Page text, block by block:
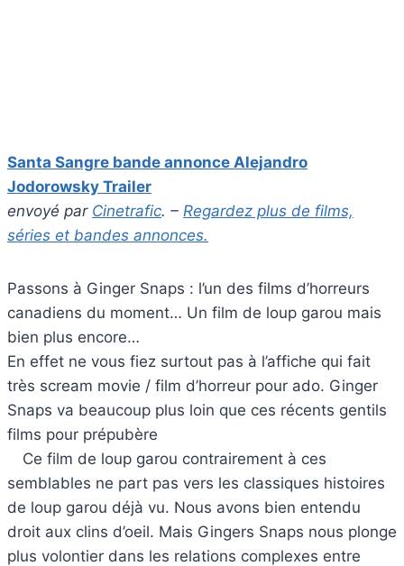
Santa Sangre bande annonce Alejandro
Jodorowsky Trailer
envoyé par Cinetrafic. – Regardez plus de films,
séries et bandes annonces.
Passons à Ginger Snaps : l’un des films d’horreurs
canadiens du moment… Un film de loup garou mais
bien plus encore…
En effet ne vous fiez surtout pas à l’affiche qui fait
très scream movie / film d’horreur pour ado. Ginger
Snaps va beaucoup plus loin que ces récents gentils
films pour prépubère
Ce film de loup garou contrairement à ces
semblables ne part pas vers les classiques histoires
de loup garou déjà vu. Nous avons bien entendu
droit aux clins d’oeil. Mais Gingers Snaps nous plonge
plus volontier dans les relations complexes entre